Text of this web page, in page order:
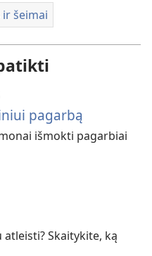
šeimai
pagarbą
išmokti pagarbiai
Skaitykite, ką